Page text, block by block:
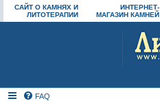
САЙТ О КАМНЯХ И
ЛИТОТЕРАПИИ
ИНТЕРНЕТ-
МАГАЗИН КАМНЕЙ
FAQ